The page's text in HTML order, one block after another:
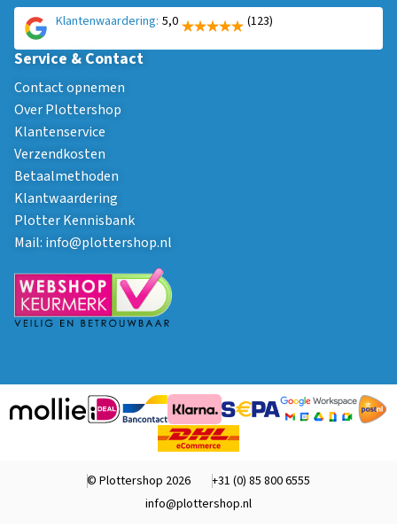
Klantenwaardering: 5,0 (123)
Service & Contact
Contact opnemen
Over Plottershop
Klantenservice
Verzendkosten
Betaalmethoden
Klantwaardering
Plotter Kennisbank
Mail: info@plottershop.nl
© Plottershop 2026
+31 (0) 85 800 6555
info@plottershop.nl